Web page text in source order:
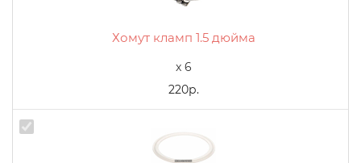
Хомут кламп 1.5 дюйма
x 6
220р.